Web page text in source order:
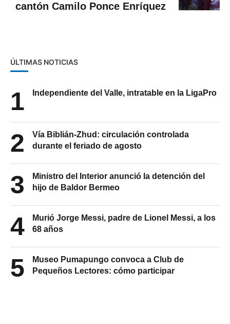
cantón Camilo Ponce Enríquez
ÚLTIMAS NOTICIAS
1 Independiente del Valle, intratable en la LigaPro
2
Vía Biblián-Zhud: circulación controlada
durante el feriado de agosto
3
Ministro del Interior anunció la detención del
hijo de Baldor Bermeo
4
Murió Jorge Messi, padre de Lionel Messi, a los
68 años
5
Museo Pumapungo convoca a Club de
Pequeños Lectores: cómo participar